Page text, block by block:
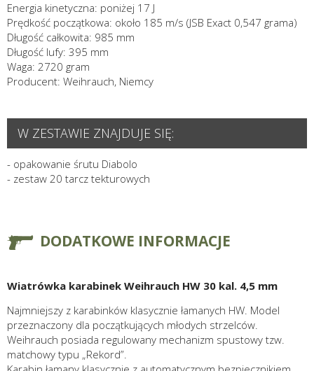
Energia kinetyczna: poniżej 17 J
Prędkość początkowa: około 185 m/s (JSB Exact 0,547 grama)
Długość całkowita: 985 mm
Długość lufy: 395 mm
Waga: 2720 gram
Producent: Weihrauch, Niemcy
W ZESTAWIE ZNAJDUJE SIĘ:
- opakowanie śrutu Diabolo
- zestaw 20 tarcz tekturowych
DODATKOWE INFORMACJE
Wiatrówka karabinek Weihrauch HW 30 kal. 4,5 mm
Najmniejszy z karabinków klasycznie łamanych HW. Model
przeznaczony dla początkujących młodych strzelców.
Weihrauch posiada regulowany mechanizm spustowy tzw.
matchowy typu „Rekord”.